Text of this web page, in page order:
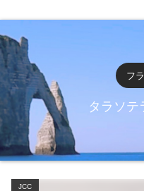
フ
タラソテ
JCC